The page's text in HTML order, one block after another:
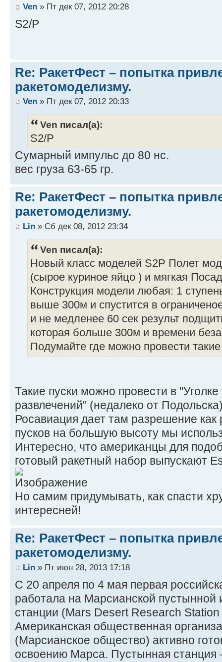
Ven » Пт дек 07, 2012 20:28
S2/P
Re: РакетФест – попытка
ракетомоделизму.
Ven » Пт дек 07, 2012 20:33
Ven писал(а):
S2/P
Cумарный импульс до 80 нс.
вес груза 63-65 гр.
Re: РакетФест – попытка
ракетомоделизму.
Lin » Сб дек 08, 2012 23:34
Ven писал(а):
Новый класс моделей S2Р Полет
(сырое куриное яйцо ) и мягкая
Конструкция модели любая: 1
выше 300м и спустится в
и не медленее 60 сек результ
которая больше 300м и времени
Подумайте где можно провести такие
Такие пуски можно провести в "Уголке
развлечений" (недалеко от
Росавиация дает там разрешение
пусков на большую высоту мы
Интересно, что американцы для
готовый ракетный набор выпускают
Но самим придумывать, как спасти
интересней!
Re: РакетФест – попытка
ракетомоделизму.
Lin » Пт июн 28, 2013 17:18
С 20 апреля по 4 мая первая
работала на Марсианской пустынной
станции (Mars Desert Research
Американская общественная
(Марсианское общество) активно
освоению Марса. Пустынная станция